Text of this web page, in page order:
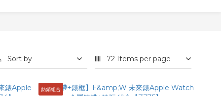
Sort by 72 Items per page
熱銷組合